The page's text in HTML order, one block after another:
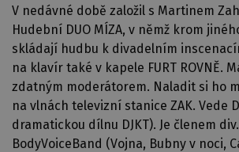
V nedávné době založil s Martinem
Hudební DUO MÍZA, v němž krom
skládají hudbu k divadelním
na klavír také v kapele FURT ROVNĚ.
zdatným moderátorem. Naladit si ho
na vlnách televizní stanice ZAK. Vede
dramatickou dílnu DJKT). Je členem
BodyVoiceBand (Vojna, Bubny v noci,